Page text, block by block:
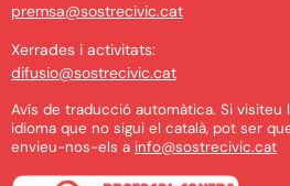
premsa@sostrecivic.cat
Xerrades i activitats:
difusio@sostrecivic.cat
Avís de traducció automàtica. Si visiteu
idioma que no sigui el català, pot ser
envieu-nos-els a info@sostrecivic.cat